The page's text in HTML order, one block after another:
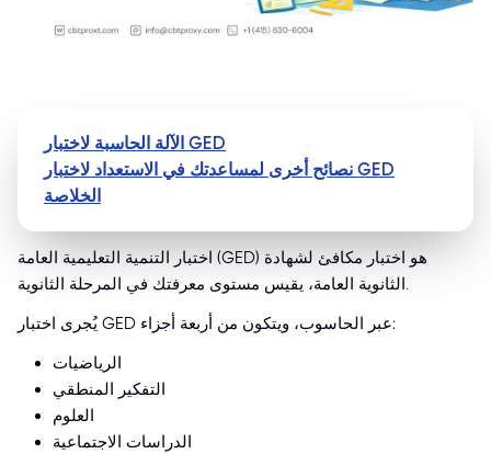
الآلة الحاسبة لاختبار GED
نصائح أخرى لمساعدتك في الاستعداد لاختبار GED
الخلاصة
اختبار التنمية التعليمية العامة (GED) هو اختبار مكافئ لشهادة
الثانوية العامة، يقيس مستوى معرفتك في المرحلة الثانوية.
يُجرى اختبار GED عبر الحاسوب، ويتكون من أربعة أجزاء:
الرياضيات
التفكير المنطقي
العلوم
الدراسات الاجتماعية